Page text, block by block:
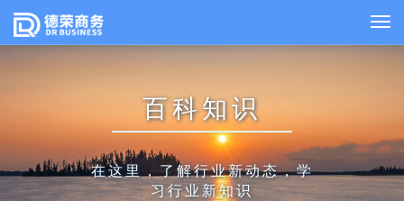
百科知识
在这里，了解行业新动态，学
习行业新知识